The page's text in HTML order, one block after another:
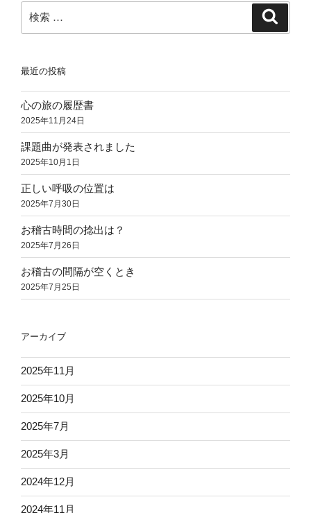
ン
索:
最近の投稿
心の旅の履歴書
2025年11月24日
課題曲が発表されました
2025年10月1日
正しい呼吸の位置は
2025年7月30日
お稽古時間の捻出は？
2025年7月26日
お稽古の間隔が空くとき
2025年7月25日
アーカイブ
2025年11月
2025年10月
2025年7月
2025年3月
2024年12月
2024年11月